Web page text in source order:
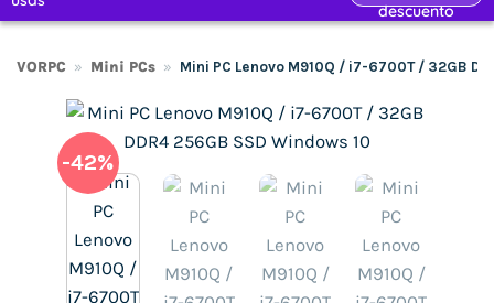
VORPC » Mini PCs » Mini PC Lenovo M910Q / i7-6700T / 32GB
-42%